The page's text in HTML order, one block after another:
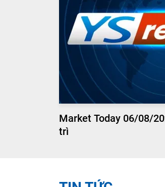
Market Today 06/08/
trì